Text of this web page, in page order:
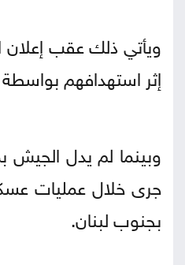
إثر استهدافهم
وبينما لم يدل الجيش
جرى خلال عمليات
بجنوب لبنان.